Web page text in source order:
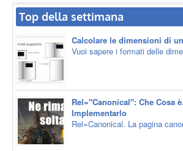
Top della settimana
Calcolare le dimensioni di
Vuoi sapere i formati delle
Rel="Canonical": Che Cosa
Implementarlo
Rel=Canonical. La pagina